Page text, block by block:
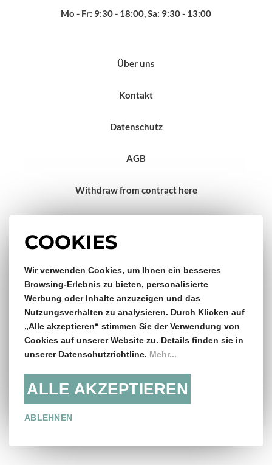
COOKIES
Wir verwenden Cookies, um Ihnen ein besseres
Browsing-Erlebnis zu bieten, personalisierte
Werbung oder Inhalte anzuzeigen und das
Nutzungsverhalten zu analysieren. Durch Klicken auf
„Alle akzeptieren“ stimmen Sie der Verwendung von
Cookies auf unserer Website zu. Details finden sie in
unserer Datenschutzrichtline. Mehr...
ALLE AKZEPTIEREN
ABLEHNEN
Mo - Fr: 9:30 - 18:00, Sa: 9:30 - 13:00
Über uns
Kontakt
Datenschutz
AGB
Withdraw from contract here
Gratis Versand & Rückversand
ab €150,- Bestellwert
14 Tage Rückgaberecht